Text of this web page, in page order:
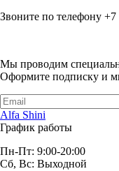
Звоните по телефону
Мы проводим
Оформите подписку и
Alfa Shini
График работы
Пн-Пт: 9:00-20:00
Сб, Вс: Выходной